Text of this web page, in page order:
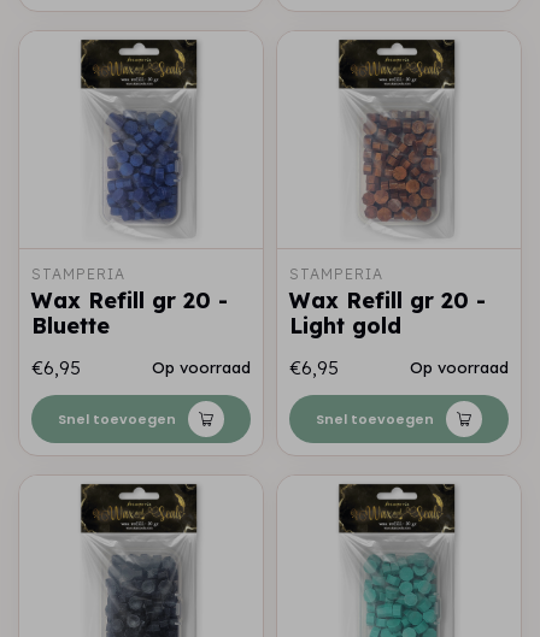
STAMPERIA
Wax Refill gr 20 -
Bluette
€6,95 Op voorraad
Snel toevoegen
STAMPERIA
Wax Refill gr 20 -
Light gold
€6,95 Op voorraad
Snel toevoegen